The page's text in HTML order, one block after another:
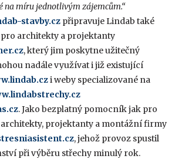
na míru jednotlivým zájemcům.“
stavby.cz připravuje Lindab také
architekty a projektanty
, který jim poskytne užitečný
nadále využívat i již existující
i weby specializované na
. Jako bezplatný pomocník jak pro
projektanty a montážní firmy
, jehož provoz spustil
při výběru střechy minulý rok.